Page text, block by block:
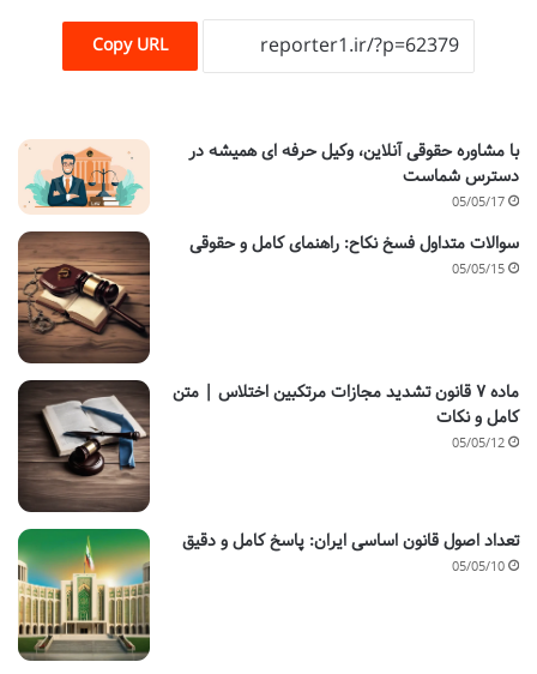
Copy URL
با مشاوره حقوقی آنلاین، وکیل حرفه ای همیشه در
دسترس شماست
05/05/17
سوالات متداول فسخ نکاح: راهنمای کامل و حقوقی
05/05/15
ماده ۷ قانون تشدید مجازات مرتکبین اختلاس | متن
کامل و نکات
05/05/12
تعداد اصول قانون اساسی ایران: پاسخ کامل و دقیق
05/05/10